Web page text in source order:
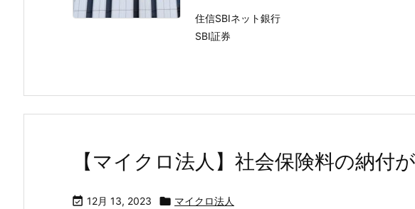
住信SBIネット銀行
SBI証券
【マイクロ法人】社会保険料の納付
 12月 13, 2023  マイクロ法人